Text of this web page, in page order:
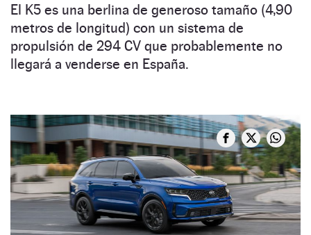
El K5 es una berlina de generoso tamaño (4,90
metros de longitud) con un sistema de
propulsión de 294 CV que probablemente no
llegará a venderse en España.